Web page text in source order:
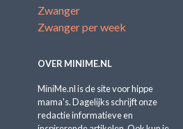
Zwanger
Zwanger per week
OVER MINIME.NL
MiniMe.nl is de site voor hippe
mama's. Dagelijks schrijft onze
redactie informatieve en